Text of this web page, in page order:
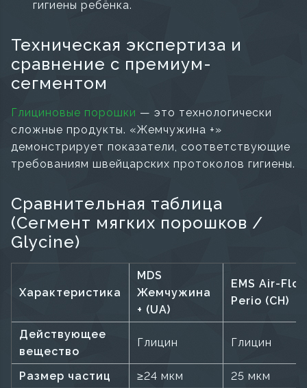
гигиены ребёнка.
Техническая экспертиза и
сравнение с премиум-
сегментом
Глициновые порошки — это технологически
сложные продукты. «Жемчужина +»
демонстрирует показатели, соответствующие
требованиям швейцарских протоколов гигиены.
Сравнительная таблица
(Сегмент мягких порошков /
Glycine)
Характеристика
MDS
Жемчужина
+ (UA)
EMS Air-
Perio (CH)
Действующее
вещество
Глицин Глицин
Размер частиц ≥24 мкм 25 мкм